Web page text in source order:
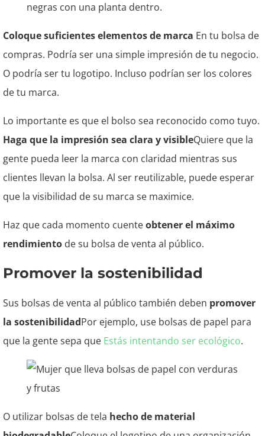
Coloque suficientes elementos de marca En tu bolsa de
compras. Podría ser una simple impresión de tu negocio.
O podría ser tu logotipo. Incluso podrían ser los colores
de tu marca.
Lo importante es que el bolso sea reconocido como tuyo.
Haga que la impresión sea clara y visibleQuiere que la
gente pueda leer la marca con claridad mientras sus
clientes llevan la bolsa. Al ser reutilizable, puede esperar
que la visibilidad de su marca se maximice.
Haz que cada momento cuenteobtener el máximo
rendimiento de su bolsa de venta al público.
Promover la sostenibilidad
Sus bolsas de venta al público también deben promover
la sostenibilidadPor ejemplo, use bolsas de papel para
que la gente sepa que Estás intentando ser ecológico.
O utilizar bolsas de tela hecho de material